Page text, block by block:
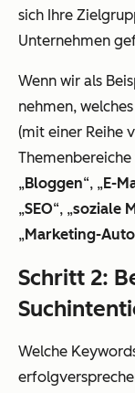
sich Ihre
Unternehmen
Wenn wir als
nehmen,
(mit einer Reihe
Themenbereiche
„Bloggen“, „E-
„SEO“, „soziale
„Marketing-
Schritt 2:
Welche